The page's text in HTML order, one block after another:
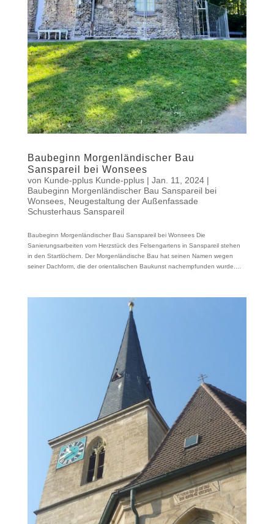
Baubeginn Morgenländischer Bau
Sanspareil bei Wonsees
von Kunde-pplus Kunde-pplus| Jan. 11, 2024|
Baubeginn Morgenländischer Bau Sanspareil bei
Wonsees, Neugestaltung der Außenfassade
Schusterhaus Sanspareil
Baubeginn Morgenländischer Bau Sanspareil bei Wonsees Die
Sanierungsarbeiten vom Herzstück des Felsengartens in Sanspareil stehen
in den Startlöchern. Der Morgenländische Bau hat seinen Namen wegen
seiner Dachform, die der orientalischen Baukunst nachempfunden wurde....